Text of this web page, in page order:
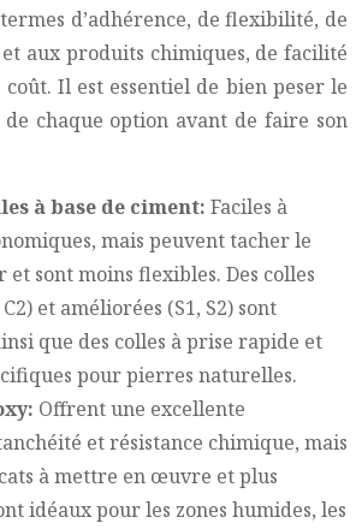
d’adhérence, de flexibilité, de
et aux produits chimiques, de facilité
Il est essentiel de bien peser le
chaque option avant de faire son
à base de ciment: Faciles à
mais peuvent tacher le
et sont moins flexibles. Des colles
et améliorées (S1, S2) sont
que des colles à prise rapide et
pour pierres naturelles.
Offrent une excellente
et résistance chimique, mais
à mettre en œuvre et plus
idéaux pour les zones humides, les